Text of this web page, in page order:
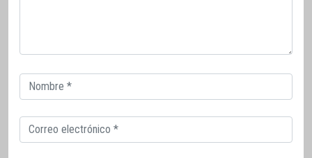
Correo
electrónico
Correo
electrónico